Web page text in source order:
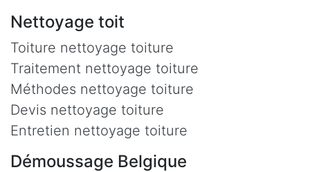
Nettoyage toit
Toiture nettoyage toiture
Traitement nettoyage toiture
Méthodes nettoyage toiture
Devis nettoyage toiture
Entretien nettoyage toiture
Démoussage Belgique